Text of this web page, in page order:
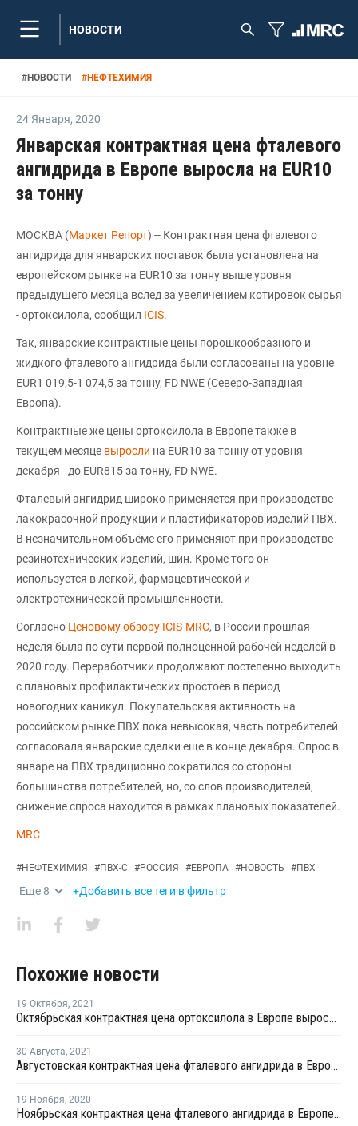
НОВОСТИ
#НОВОСТИ #НЕФТЕХИМИЯ
24 Января, 2020
Январская контрактная цена фталевого
ангидрида в Европе выросла на EUR10
за тонну
МОСКВА (Маркет Репорт) -- Контрактная цена фталевого
ангидрида для январских поставок была установлена на
европейском рынке на EUR10 за тонну выше уровня
предыдущего месяца вслед за увеличением котировок сырья
- ортоксилола, сообщил ICIS.
Так, январские контрактные цены порошкообразного и
жидкого фталевого ангидрида были согласованы на уровне
EUR1 019,5-1 074,5 за тонну, FD NWE (Северо-Западная
Европа).
Контрактные же цены ортоксилола в Европе также в
текущем месяце выросли на EUR10 за тонну от уровня
декабря - до EUR815 за тонну, FD NWE.
Фталевый ангидрид широко применяется при производстве
лакокрасочной продукции и пластификаторов изделий ПВХ.
В незначительном объёме его применяют при производстве
резинотехнических изделий, шин. Кроме того он
используется в легкой, фармацевтической и
электротехнической промышленности.
Согласно Ценовому обзору ICIS-MRC, в России прошлая
неделя была по сути первой полноценной рабочей неделей в
2020 году. Переработчики продолжают постепенно выходить
с плановых профилактических простоев в период
новогодних каникул. Покупательская активность на
российском рынке ПВХ пока невысокая, часть потребителей
согласовала январские сделки еще в конце декабря. Спрос в
январе на ПВХ традиционно сократился со стороны
большинства потребителей, но, со слов производителей,
снижение спроса находится в рамках плановых показателей.
MRC
#НЕФТЕХИМИЯ #ПВХ-С #РОССИЯ #ЕВРОПА #НОВОСТЬ #ПВХ
Еще 8 +Добавить все теги в фильтр
Похожие новости
19 Октября, 2021
Октябрьская контрактная цена ортоксилола в Европе выросла на EUR25 за тонну
30 Августа, 2021
Августовская контрактная цена фталевого ангидрида в Европе выросла на EUR15 за тонну
19 Ноября, 2020
Ноябрьская контрактная цена фталевого ангидрида в Европе снизилась на EUR10 за тонну